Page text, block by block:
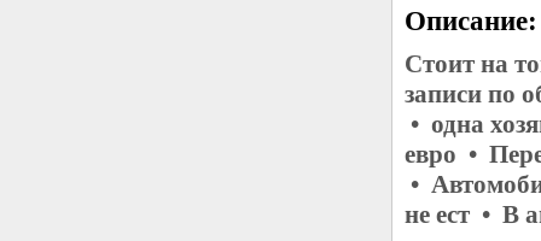
Описание:
Стоит на
записи по
• одна
евро •
•
не ест • В